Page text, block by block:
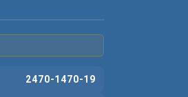
2470-1470-19